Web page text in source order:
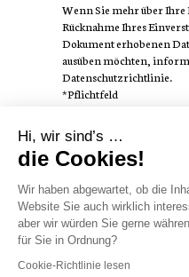
Wenn Sie mehr über Ihre
Rücknahme Ihres
Dokument erhobenen
ausüben möchten,
Datenschutzrichtlinie.
*Pflichtfeld
FOLGEN SIE
AUTOREN
Hi, wir sind’s …
die Cookies!
Wir haben abgewartet, ob die
Website Sie auch wirklich
aber wir würden Sie gerne
für Sie in Ordnung?
Cookie-Richtlinie lesen